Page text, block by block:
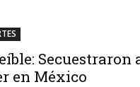
Secuestraron
en México